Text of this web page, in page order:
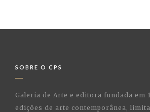
SOBRE O CPS
Galeria de Arte e editora fundada em
edições de arte contemporânea,